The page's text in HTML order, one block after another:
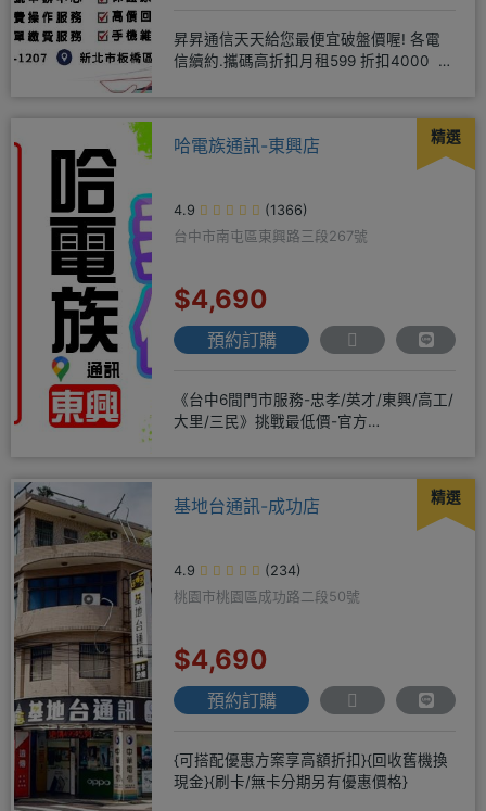
昇昇通信天天給您最便宜破盤價喔! 各電
信續約.攜碼高折扣月租599 折扣4000 月
精選
哈電族通訊-東興店
4.9
(1366)
台中市南屯區東興路三段267號
$4,690
預約訂購
《台中6間門市服務-忠孝/英才/東興/高工/
大里/三民》挑戰最低價-官方
精選
基地台通訊-成功店
4.9
(234)
桃園市桃園區成功路二段50號
$4,690
預約訂購
{可搭配優惠方案享高額折扣}{回收舊機換
現金}{刷卡/無卡分期另有優惠價格}